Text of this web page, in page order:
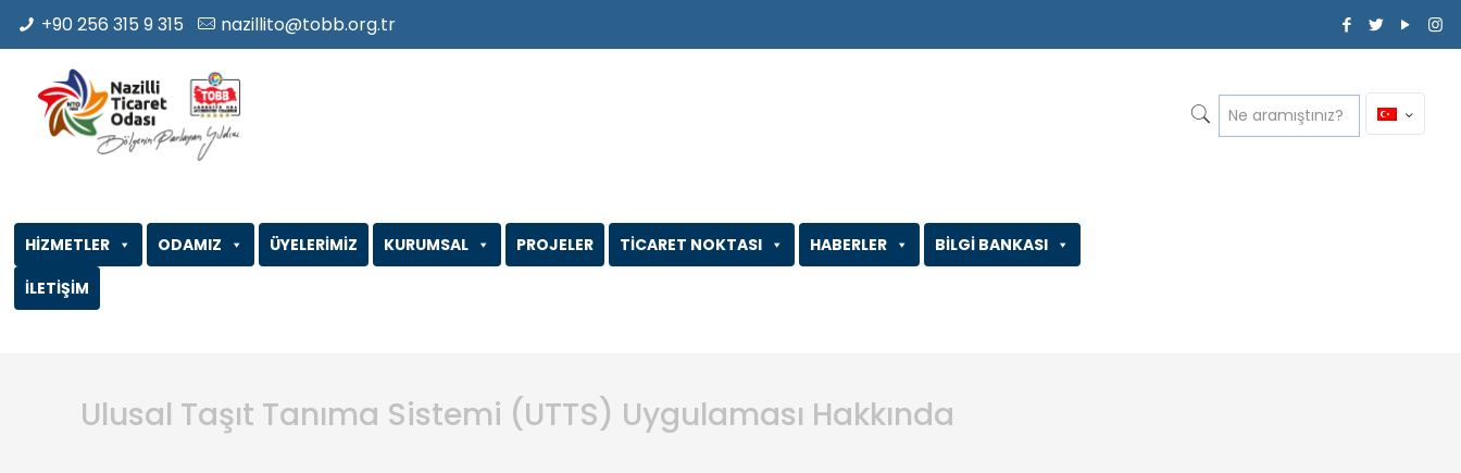
+90 256 315 9 315 nazillito@tobb.org.tr
ODAMIZ
HİZMETLER ÜYELERİMİZ KURUMSAL PROJELER TİCARET NOKTASI HABERLER
BİLGİ BANKASI
İLETİŞİM
Ulusal Taşıt Tanıma Sistemi (UTTS) Uygulaması Hakkında